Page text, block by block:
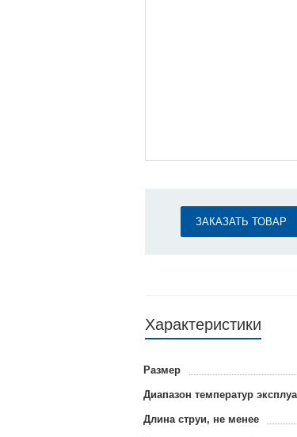
ЗАКАЗАТЬ ТОВАР
Характеристики
Размер
Диапазон температур
Длина струи, не менее